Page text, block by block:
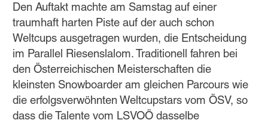
Den Auftakt machte am Samstag auf einer
traumhaft harten Piste auf der auch schon
Weltcups ausgetragen wurden, die Entscheidung
im Parallel Riesenslalom. Traditionell fahren bei
den Österreichischen Meisterschaften die
kleinsten Snowboarder am gleichen Parcours wie
die erfolgsverwöhnten Weltcupstars vom ÖSV, so
dass die Talente vom LSVOÖ dasselbe